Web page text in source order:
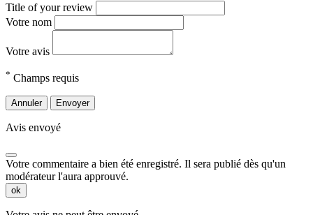
Title of your review
Votre nom
Votre avis
* Champs requis
Annuler Envoyer
Avis envoyé
Votre commentaire a bien été enregistré. Il sera publié dès qu'un
modérateur l'aura approuvé.
ok